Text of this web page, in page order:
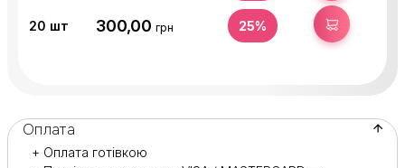
20 шт 300,00 грн 25% КУПИТИ
Оплата
+ Оплата готівкою